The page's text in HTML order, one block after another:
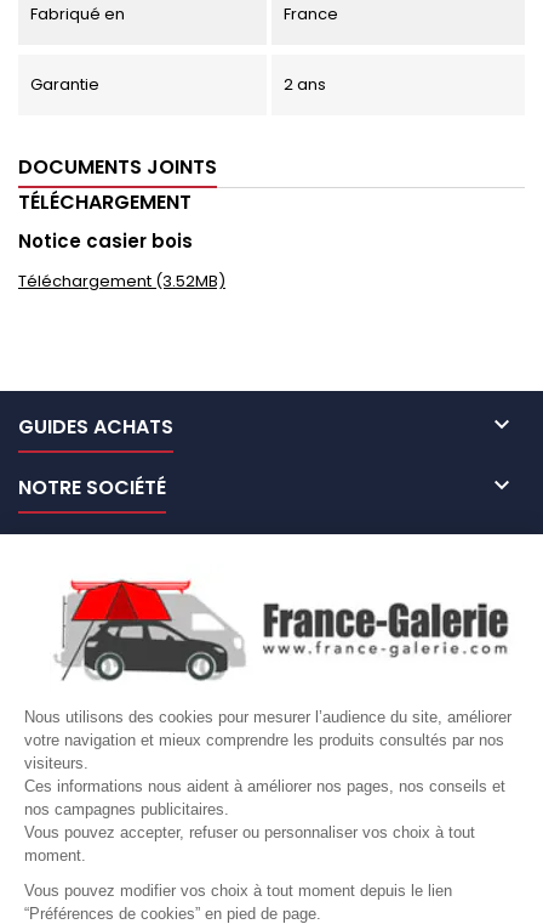
Nous utilisons des cookies pour mesurer l’audience du site, améliorer
votre navigation et mieux comprendre les produits consultés par nos
visiteurs.
Ces informations nous aident à améliorer nos pages, nos conseils et
nos campagnes publicitaires.
Vous pouvez accepter, refuser ou personnaliser vos choix à tout
moment.
Vous pouvez modifier vos choix à tout moment depuis le lien
“Préférences de cookies” en pied de page.
Gérer mes cookies
Fabriqué en France
Garantie 2 ans
DOCUMENTS JOINTS
TÉLÉCHARGEMENT
Notice casier bois
Téléchargement (3.52MB)
GUIDES ACHATS 
NOTRE SOCIÉTÉ 
VOTRE COMPTE 
Site protégé par reCAPTCHA.
LETTRE D'INFORMATIONS